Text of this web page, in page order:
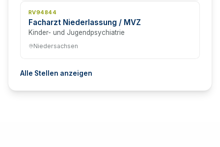
RV94844
Facharzt Niederlassung / MVZ
Kinder- und Jugendpsychiatrie
Niedersachsen
Alle Stellen anzeigen